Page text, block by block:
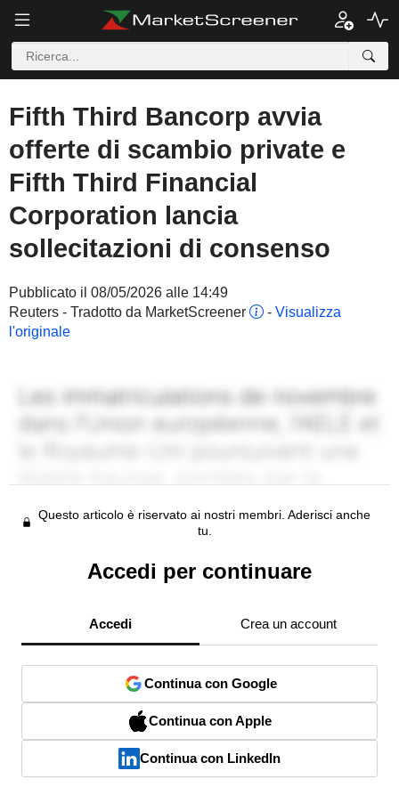
Fifth Third Bancorp avvia
offerte di scambio private e
Fifth Third Financial
Corporation lancia
sollecitazioni di consenso
Pubblicato il 08/05/2026 alle 14:49
Reuters - Tradotto da MarketScreener
- Visualizza
l'originale
Questo articolo è riservato ai nostri membri. Aderisci anche
tu.
Accedi per continuare
Accedi Crea un account
Continua con Google
Continua con Apple
Continua con LinkedIn